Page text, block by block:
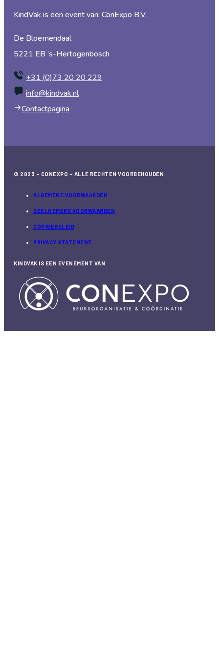
KindVak is een event van: ConExpo B.V.
De Bloemendaal
5221 EB ’s-Hertogenbosch
+31 (0)73 20 20 229
info@kindvak.nl
Contactpagina
© 2023 – CONEXPO – ALLE RECHTEN VOORBEHOUDEN
ALGEMENE VOORWAARDEN
DEELNEMERS VOORWAARDEN
COOKIEBELEID
PRIVACY STATEMENT
KINDVAK IS EEN EVENEMENT VAN